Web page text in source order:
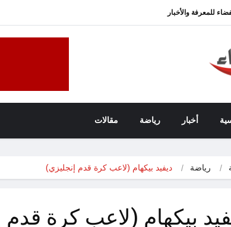
للمعرفة والأخبار
أخبار رياضة مقالات
رياضة ديفيد بيكهام (لاعب كرة قدم إنجليزي)
بيكهام (لاعب كرة قدم